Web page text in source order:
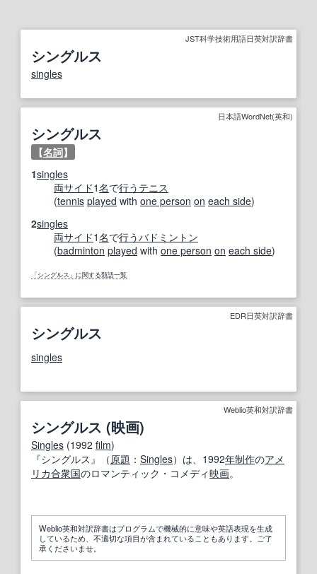
JST科学技術用語日英対訳辞書
シングルス
singles
日本語WordNet(英和)
シングルス
【名詞】
1singles
両サイド1名で行う テニス
(tennis played with one person on each side)
2singles
両サイド1名で行うバドミントン
(badminton played with one person on each side)
「シングルス」に関する類語一覧
EDR日英対訳辞書
シングルス
singles
Weblio英和対訳辞書
シングルス (映画)
Singles (1992 film)
『シングルス』（ 原題 ： Singles）は、1992年制作のアメ
リカ合衆国のロマンティック・コメディ映画。
Weblio英和対訳辞書はプログラムで機械的に意味や英語表現を生成
しているため、不適切な項目が含まれていることもあります。ご了
承くださいませ。